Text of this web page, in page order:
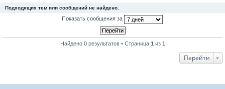
Подходящих тем или сообщений не найдено.
Показать сообщения за
Найдено 0 результатов • Страница 1 из 1
Перейти